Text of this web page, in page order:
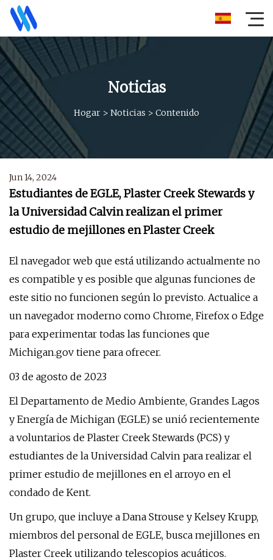
Noticias
Hogar > Noticias > Contenido
Jun 14, 2024
Estudiantes de EGLE, Plaster Creek Stewards y
la Universidad Calvin realizan el primer
estudio de mejillones en Plaster Creek
El navegador web que está utilizando actualmente no
es compatible y es posible que algunas funciones de
este sitio no funcionen según lo previsto. Actualice a
un navegador moderno como Chrome, Firefox o Edge
para experimentar todas las funciones que
Michigan.gov tiene para ofrecer.
03 de agosto de 2023
El Departamento de Medio Ambiente, Grandes Lagos
y Energía de Michigan (EGLE) se unió recientemente
a voluntarios de Plaster Creek Stewards (PCS) y
estudiantes de la Universidad Calvin para realizar el
primer estudio de mejillones en el arroyo en el
condado de Kent.
Un grupo, que incluye a Dana Strouse y Kelsey Krupp,
miembros del personal de EGLE, busca mejillones en
Plaster Creek utilizando telescopios acuáticos.